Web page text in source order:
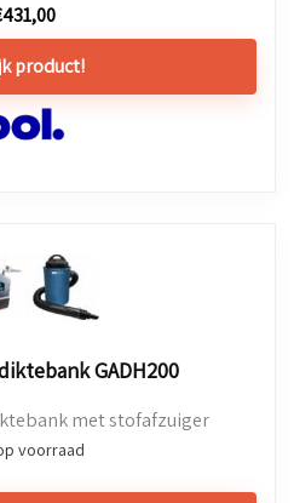
431,00
product!
GADH200
met stofafzuiger
voorraad